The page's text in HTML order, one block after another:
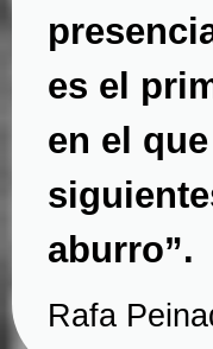
es el
en el
aburro”.
Rafa